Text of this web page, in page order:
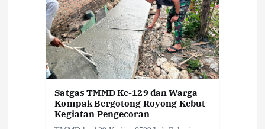
Satgas TMMD Ke-129 dan Warga
Kompak Bergotong Royong Kebut
Kegiatan Pengecoran